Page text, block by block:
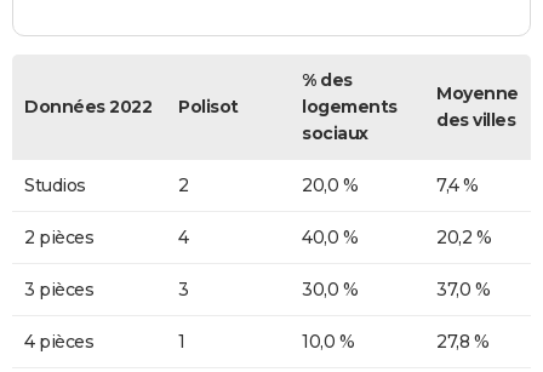
Données 2022 Polisot
% des
logements
sociaux
Moyenne
des villes
Studios 2 20,0 % 7,4 %
2 pièces 4 40,0 % 20,2 %
3 pièces 3 30,0 % 37,0 %
4 pièces 1 10,0 % 27,8 %